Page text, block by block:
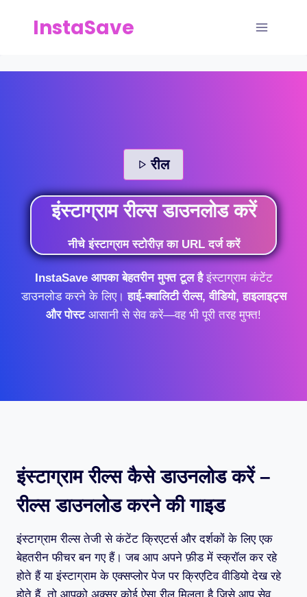
InstaSave
रील
इंस्टाग्राम रील्स डाउनलोड करें
नीचे इंस्टाग्राम स्टोरीज़ का URL दर्ज करें
InstaSave आपका बेहतरीन मुफ्त टूल हैइंस्टाग्राम कंटेंट
डाउनलोड करने के लिए।हाई-क्वालिटी रील्स, वीडियो, हाइलाइट्स
और पोस्टआसानी से सेव करें—वह भी पूरी तरह मुफ्त!
इंस्टाग्राम रील्स कैसे डाउनलोड करें –
रील्स डाउनलोड करने की गाइड
इंस्टाग्राम रील्स तेजी से कंटेंट क्रिएटर्स और दर्शकों के लिए एक
बेहतरीन फीचर बन गए हैं। जब आप अपने फ़ीड में स्क्रॉल कर रहे
होते हैं या इंस्टाग्राम के एक्सप्लोर पेज पर क्रिएटिव वीडियो देख रहे